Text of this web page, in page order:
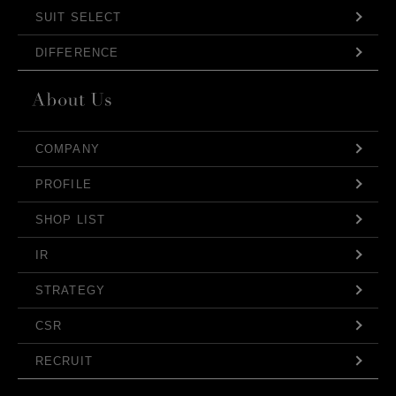
SUIT SELECT
DIFFERENCE
COMPANY
PROFILE
SHOP LIST
IR
STRATEGY
CSR
RECRUIT